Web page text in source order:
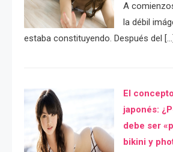
A
la débil
estaba constituyendo. Después del […]
El
japonés:
debe ser
bikini y